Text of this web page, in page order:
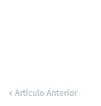
Artículo Anterior